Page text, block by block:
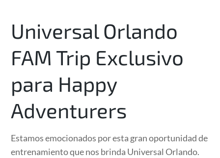
Universal Orlando
FAM Trip Exclusivo
para Happy
Adventurers
Estamos emocionados por esta gran oportunidad de
entrenamiento que nos brinda Universal Orlando.